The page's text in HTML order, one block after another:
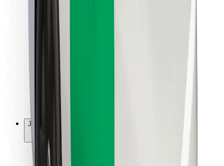
Matkustajille
Kuljettajille
Ruokaläheteille
Bolt Food
Fleet Ownereille
Ravintoloille
Jotain muuta
Tavarantoimittajille